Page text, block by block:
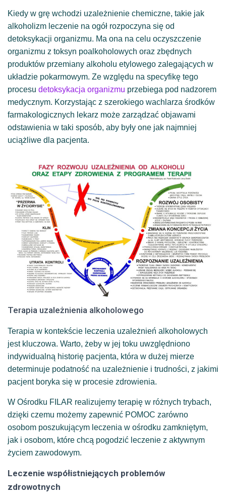
Kiedy w grę wchodzi uzależnienie chemiczne, takie jak
alkoholizm leczenie na ogół rozpoczyna się od
detoksykacji organizmu. Ma ona na celu oczyszczenie
organizmu z toksyn poalkoholowych oraz zbędnych
produktów przemiany alkoholu etylowego zalegających w
układzie pokarmowym. Ze względu na specyfikę tego
procesu detoksykacja organizmu przebiega pod nadzorem
medycznym. Korzystając z szerokiego wachlarza środków
farmakologicznych lekarz może zarządzać objawami
odstawienia w taki sposób, aby były one jak najmniej
uciążliwe dla pacjenta.
Terapia uzależnienia alkoholowego
Terapia w kontekście leczenia uzależnień alkoholowych
jest kluczowa. Warto, żeby w jej toku uwzględniono
indywidualną historię pacjenta, która w dużej mierze
determinuje podatność na uzależnienie i trudności, z jakimi
pacjent boryka się w procesie zdrowienia.
W Ośrodku FILAR realizujemy terapię w różnych trybach,
dzięki czemu możemy zapewnić POMOC zarówno
osobom poszukującym leczenia w ośrodku zamkniętym,
jak i osobom, które chcą pogodzić leczenie z aktywnym
życiem zawodowym.
Leczenie współistniejących problemów
zdrowotnych